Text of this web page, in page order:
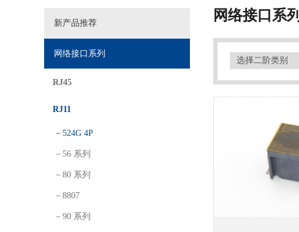
新产品推荐
网络接口系列
RJ45
RJ11
－524G 4P
－56 系列
－80 系列
－8807
－90 系列
网络接口系列